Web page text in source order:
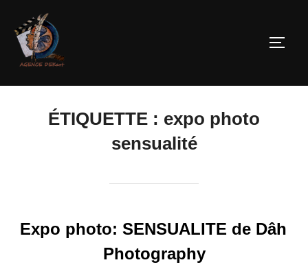
ÉTIQUETTE : expo photo
sensualité
Expo photo: SENSUALITE de Dâh
Photography